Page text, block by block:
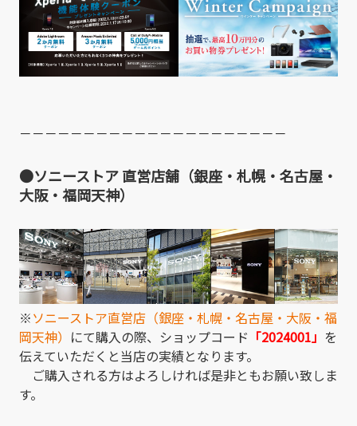
－－－－－－－－－－－－－－－－－－－－－
●ソニーストア 直営店舗（銀座・札幌・名古屋・
大阪・福岡天神）
※ソニーストア直営店（銀座・札幌・名古屋・大阪・福
岡天神） にて購入の際、ショップコード 「2024001」 を
伝えていただくと当店の実績となります。
ご購入される方はよろしければ是非ともお願い致しま
す。